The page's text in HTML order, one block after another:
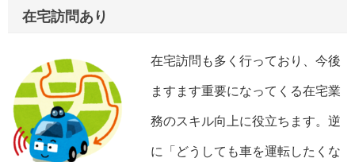
在宅訪問あり
在宅訪問も多く行っており、今後
ますます重要になってくる在宅業
務のスキル向上に役立ちます。逆
に「どうしても車を運転したくな